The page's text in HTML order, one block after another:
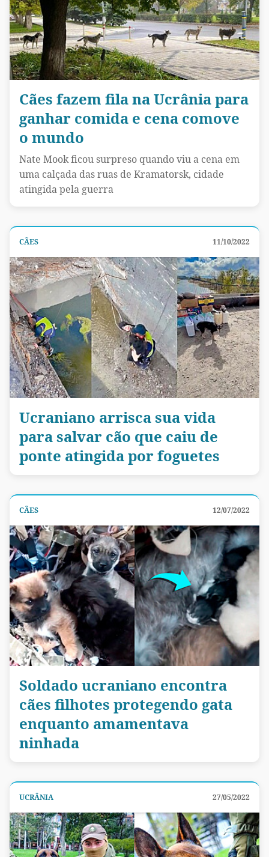
Cães fazem fila na Ucrânia para
ganhar comida e cena comove
o mundo
Nate Mook ficou surpreso quando viu a cena em
uma calçada das ruas de Kramatorsk, cidade
atingida pela guerra
CÃES 11/10/2022
Ucraniano arrisca sua vida
para salvar cão que caiu de
ponte atingida por foguetes
CÃES 12/07/2022
Soldado ucraniano encontra
cães filhotes protegendo gata
enquanto amamentava
ninhada
UCRÂNIA 27/05/2022